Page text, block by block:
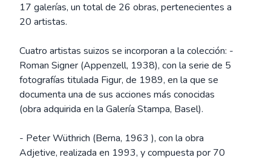
17 galerías, un total de 26 obras, pertenecientes a
20 artistas.
Cuatro artistas suizos se incorporan a la colección: -
Roman Signer (Appenzell, 1938), con la serie de 5
fotografías titulada Figur, de 1989, en la que se
documenta una de sus acciones más conocidas
(obra adquirida en la Galería Stampa, Basel).
- Peter Wüthrich (Berna, 1963 ), con la obra
Adjetive, realizada en 1993, y compuesta por 70